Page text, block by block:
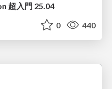
超入門 25.04
0 440